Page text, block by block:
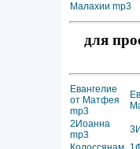
Малахии mp3
для
Евангелие
от Матфея
mp3
2Иоанна
mp3